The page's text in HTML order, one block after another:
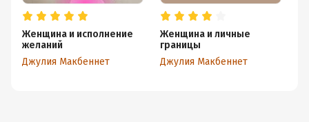
Женщина и исполнение
желаний
Джулия Макбеннет
Женщина и личные
границы
Джулия Макбеннет